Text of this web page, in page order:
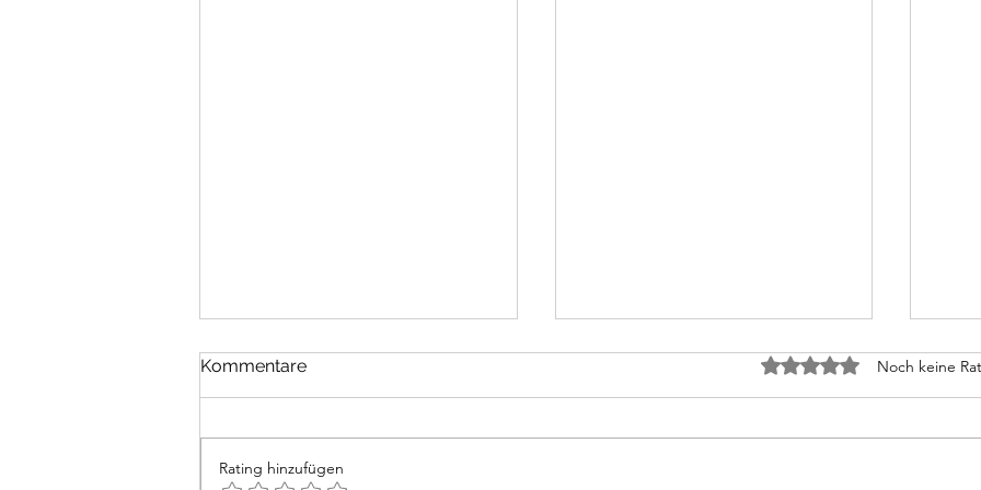
Religionen
Jede Religion muss von sich
haben ihre Häuser für Gebete
Tod
Kommentare Mit 0 von 5 Sternen
Noch keine
Rating hinzufügen